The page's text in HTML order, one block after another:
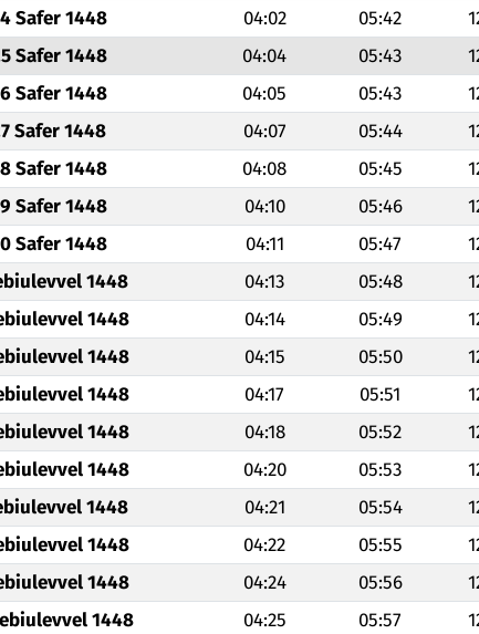
Safer 1448 04:02 05:42
Safer 1448 04:04 05:43
Safer 1448 04:05 05:43
Safer 1448 04:07 05:44
Safer 1448 04:08 05:45
Safer 1448 04:10 05:46
Safer 1448 04:11 05:47
1448 04:13 05:48
1448 04:14 05:49
1448 04:15 05:50
1448 04:17 05:51
1448 04:18 05:52
1448 04:20 05:53
1448 04:21 05:54
1448 04:22 05:55
1448 04:24 05:56
1448 04:25 05:57